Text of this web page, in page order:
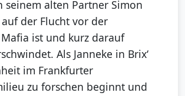
seinem alten Partner Simon
der Flucht vor der
ist und kurz darauf
Als Janneke in Brix‘
im Frankfurter
zu forschen beginnt und